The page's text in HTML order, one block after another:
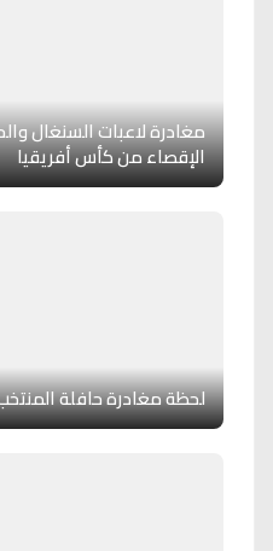
مغادرة لاعبات السنغال
الإقصاء من كأس أفريقيا
لحظة مغادرة حافلة